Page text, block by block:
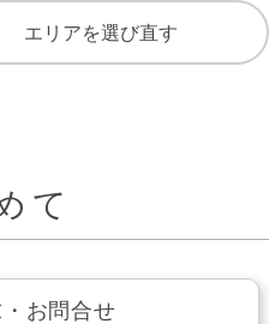
エリアを選び直す
て
お問合せ